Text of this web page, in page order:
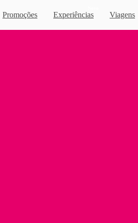
Promoções Experiências Viagens